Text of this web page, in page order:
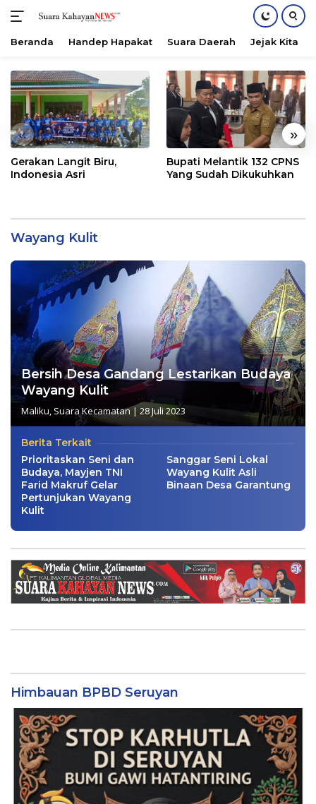
konten
Beranda Handep Hapakat Suara Daerah Jejak Kita
« »
Gerakan Langit Biru,
Indonesia Asri
Bupati Melantik 132 CPNS
Yang Sudah Dikukuhkan
Wayang Kulit
Bersih Desa Gandang Lestarikan Budaya
Wayang Kulit
Maliku, Suara Kecamatan |28 Juli 2023
Berita Terkait
Prioritaskan Seni dan
Budaya, Mayjen TNI
Farid Makruf Gelar
Pertunjukan Wayang
Kulit
Sanggar Seni Lokal
Wayang Kulit Asli
Binaan Desa Garantung
Himbauan BPBD Seruyan